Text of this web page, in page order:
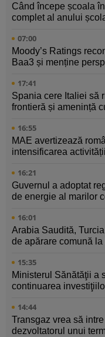
Când începe școala
complet al anului
07:00
Moody’s Ratings
Baa3 și menține
17:41
Spania cere Italiei să
frontieră și amenință
16:55
MAE avertizează
intensificarea
16:21
Guvernul a adoptat
de energie al marilor
16:01
Arabia Saudită,
de apărare comună la
15:35
Ministerul Sănătăţii a
continuarea
14:44
Transgaz vrea să
dezvoltatorul unui